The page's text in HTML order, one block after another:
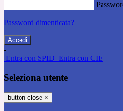
Password dimenticata?
-
Entra con SPID Entra con CIE
Seleziona utente
button close ×